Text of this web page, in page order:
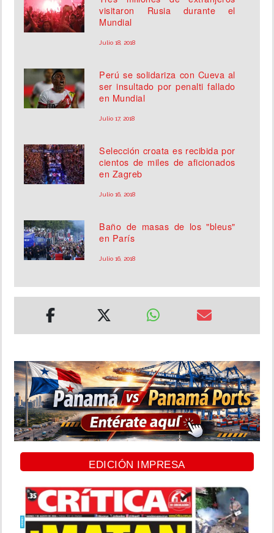
visitaron Rusia durante el
Mundial
Julio 18, 2018
Perú se solidariza con Cueva al
ser insultado por penalti fallado
en Mundial
Julio 17, 2018
Selección croata es recibida por
cientos de miles de aficionados
en Zagreb
Julio 16, 2018
Baño de masas de los "bleus"
en París
Julio 16, 2018
EDICIÓN IMPRESA